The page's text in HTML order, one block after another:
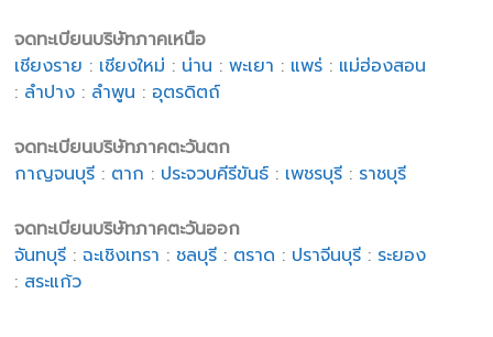
จดทะเบียนบริษัทภาคเหนือ
เชียงราย : เชียงใหม่ : น่าน :พะเยา : แพร่ : แม่ฮ่องสอน
: ลำปาง : ลำพูน : อุตรดิตถ์
จดทะเบียนบริษัทภาคตะวันตก
กาญจนบุรี : ตาก : ประจวบคีรีขันธ์ : เพชรบุรี : ราชบุรี
จดทะเบียนบริษัทภาคตะวันออก
จันทบุรี : ฉะเชิงเทรา : ชลบุรี : ตราด : ปราจีนบุรี : ระยอง
: สระแก้ว